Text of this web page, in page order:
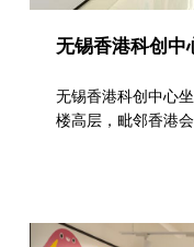
无锡香港科创中
无锡香港科创中心
楼高层，毗邻香港